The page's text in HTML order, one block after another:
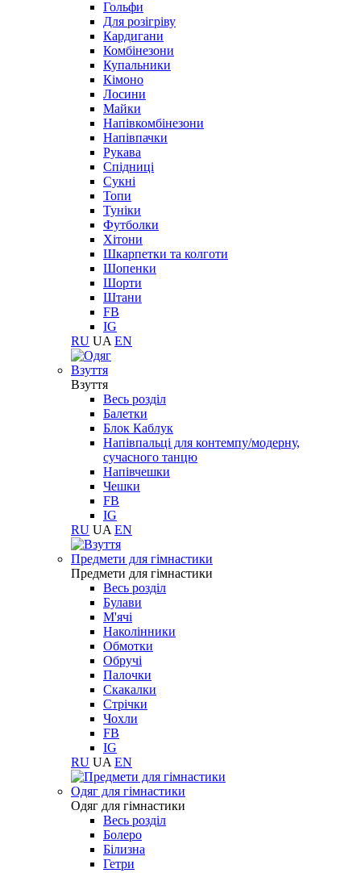
Гольфи
Для розігріву
Кардигани
Комбінезони
Купальники
Кімоно
Лосини
Майки
Напівкомбінезони
Напівпачки
Рукава
Спідниці
Сукні
Топи
Туніки
Футболки
Хітони
Шкарпетки та колготи
Шопенки
Шорти
Штани
FB
IG
RU UA EN
Взуття
Взуття
Весь розділ
Балетки
Блок Каблук
Напівпальці для контемпу/модерну,
сучасного танцю
Напівчешки
Чешки
FB
IG
RU UA EN
Предмети для гімнастики
Предмети для гімнастики
Весь розділ
Булави
М'ячі
Наколінники
Обмотки
Обручі
Палочки
Скакалки
Стрічки
Чохли
FB
IG
RU UA EN
Одяг для гімнастики
Одяг для гімнастики
Весь розділ
Болеро
Білизна
Гетри